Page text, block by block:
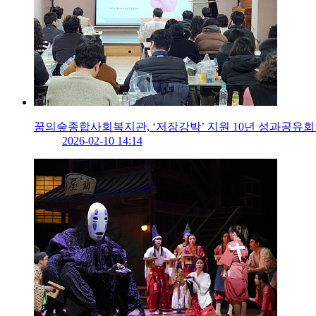
꿈의숲종합사회복지관, ‘저장강박’ 지원 10년 성과공유
2026-02-10 14:14